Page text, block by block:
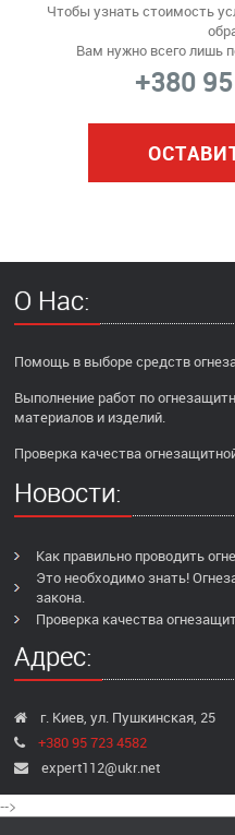
Чтобы узнать стоимость
Вам нужно всего лишь
+380
О Нас:
Помощь в выборе средств
Выполнение работ по
материалов и изделий.
Проверка качества
Новости:
Как правильно проводить
Это необходимо знать!
закона.
Проверка качества
Адрес:
г. Киев, ул. Пушкинская, 25
+380 95 723 4582
expert112@ukr.net
-->